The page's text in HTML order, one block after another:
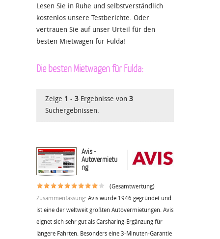
Lesen Sie in Ruhe und selbstverständlich
kostenlos unsere Testberichte. Oder
vertrauen Sie auf unser Urteil für den
besten Mietwagen für Fulda!
Die besten Mietwagen für Fulda:
Zeige 1 - 3 Ergebnisse von 3
Suchergebnissen.
Avis -
Autovermietu
ng
(Gesamtwertung)
Zusammenfassung: Avis wurde 1946 gegründet und
ist eine der weltweit größten Autovermietungen. Avis
eignet sich sehr gut als Carsharing-Ergänzung für
längere Fahrten. Besonders eine 3-Minuten-Garantie